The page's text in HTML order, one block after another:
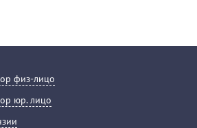
физ-лицо
юр. лицо